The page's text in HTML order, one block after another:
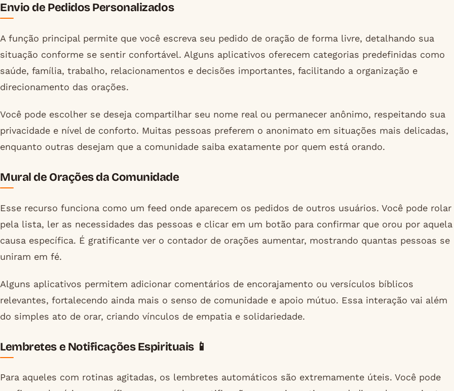
Envio de Pedidos Personalizados
A função principal permite que você escreva seu pedido de oração de forma livre, detalhando sua
situação conforme se sentir confortável. Alguns aplicativos oferecem categorias predefinidas como
saúde, família, trabalho, relacionamentos e decisões importantes, facilitando a organização e
direcionamento das orações.
Você pode escolher se deseja compartilhar seu nome real ou permanecer anônimo, respeitando sua
privacidade e nível de conforto. Muitas pessoas preferem o anonimato em situações mais delicadas,
enquanto outras desejam que a comunidade saiba exatamente por quem está orando.
Mural de Orações da Comunidade
Esse recurso funciona como um feed onde aparecem os pedidos de outros usuários. Você pode rolar
pela lista, ler as necessidades das pessoas e clicar em um botão para confirmar que orou por aquela
causa específica. É gratificante ver o contador de orações aumentar, mostrando quantas pessoas se
uniram em fé.
Alguns aplicativos permitem adicionar comentários de encorajamento ou versículos bíblicos
relevantes, fortalecendo ainda mais o senso de comunidade e apoio mútuo. Essa interação vai além
do simples ato de orar, criando vínculos de empatia e solidariedade.
Lembretes e Notificações Espirituais 📱
Para aqueles com rotinas agitadas, os lembretes automáticos são extremamente úteis. Você pode